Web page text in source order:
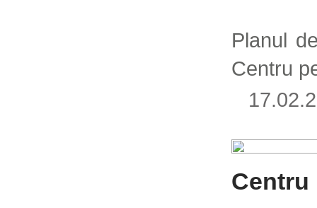
Planul
Centru
Centru